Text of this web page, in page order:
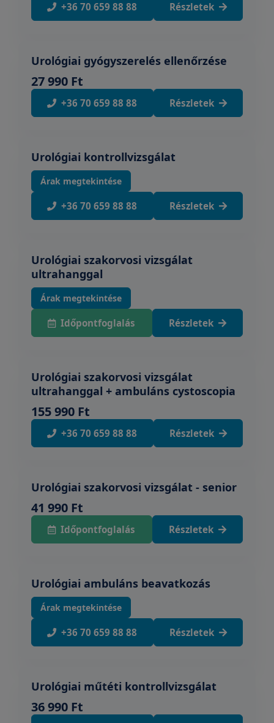
+36 70 659 88 88 Részletek
Urológiai gyógyszerelés ellenőrzése
27 990 Ft
+36 70 659 88 88 Részletek
Urológiai kontrollvizsgálat
Árak megtekintése
+36 70 659 88 88 Részletek
Urológiai szakorvosi vizsgálat
ultrahanggal
Árak megtekintése
Időpontfoglalás Részletek
Urológiai szakorvosi vizsgálat
ultrahanggal + ambuláns cystoscopia
155 990 Ft
+36 70 659 88 88 Részletek
Urológiai szakorvosi vizsgálat - senior
41 990 Ft
Időpontfoglalás Részletek
Urológiai ambuláns beavatkozás
Árak megtekintése
+36 70 659 88 88 Részletek
Urológiai műtéti kontrollvizsgálat
36 990 Ft